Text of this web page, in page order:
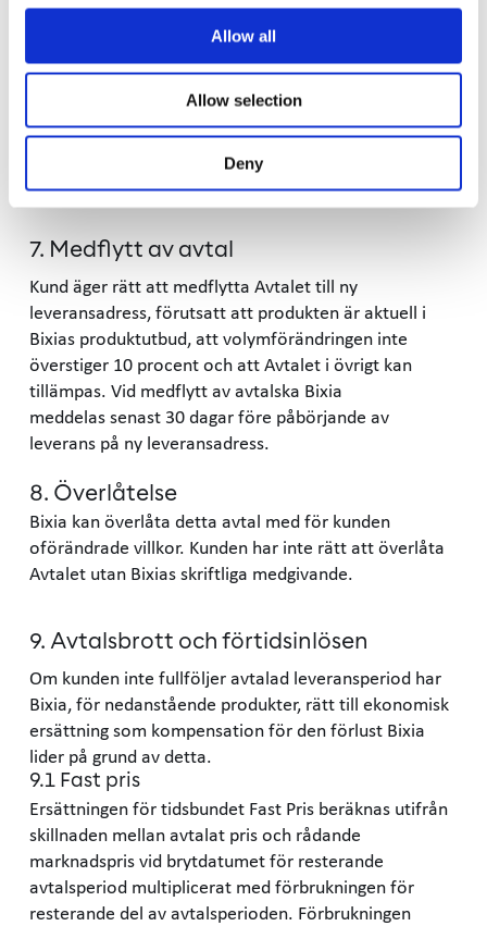
Allow all
Allow selection
Deny
som medför att förfallodag infaller tidigast 15 dagar
efter fakturadatum och anges i fakturan. Bixia äger
rätt att överlåta uppkomna fordringar till annan.
Vid upprepade bristande betalningar kan Bixia ändra
7. Medflytt av avtal
Kund äger rätt att medflytta Avtalet till ny
leveransadress, förutsatt att produkten är aktuell i
Bixias produktutbud, att volymförändringen inte
överstiger 10 procent och att Avtalet i övrigt kan
tillämpas. Vid medflytt av avtalska Bixia
meddelas senast 30 dagar före påbörjande av
leverans på ny leveransadress.
8. Överlåtelse
Bixia kan överlåta detta avtal med för kunden
oförändrade villkor. Kunden har inte rätt att överlåta
Avtalet utan Bixias skriftliga medgivande.
9. Avtalsbrott och förtidsinlösen
Om kunden inte fullföljer avtalad leveransperiod har
Bixia, för nedanstående produkter, rätt till ekonomisk
ersättning som kompensation för den förlust Bixia
lider på grund av detta.
9.1 Fast pris
Ersättningen för tidsbundet Fast Pris beräknas utifrån
skillnaden mellan avtalat pris och rådande
marknadspris vid brytdatumet för resterande
avtalsperiod multiplicerat med förbrukningen för
resterande del av avtalsperioden. Förbrukningen